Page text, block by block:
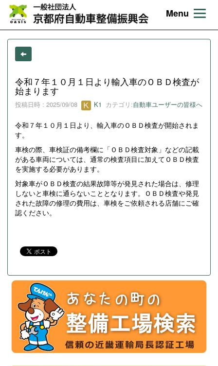
Menu
令和７年１０月１日より輸入車のＯＢＤ検査が
始まります
投稿日時 : 2025/09/08 K1 カテゴリ:自動車ユーザーの皆様へ
令和７年１０月１日より、輸入車のＯＢＤ検査が開始されま
す。
車検の際、車検証の備考欄に「ＯＢＤ検査対象」などの記載
がある車両については、通常の検査項目に加えてＯＢＤ検査
を実施する必要があります。
対象車がＯＢＤ検査の結果故障等が発見された場合は、修理
しないと車検に通らないこととなります。ＯＢＤ検査や発見
された故障の修理の費用は、車検をご依頼される店舗にご確
認ください。